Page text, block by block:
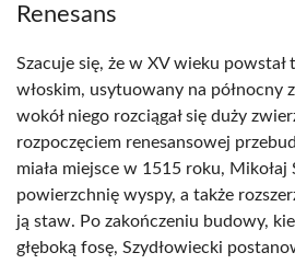
Renesans
Szacuje się, że w XV wieku
włoskim, usytuowany na północny
wokół niego rozciągał się duży
rozpoczęciem renesansowej
miała miejsce w 1515 roku, Mikołaj
powierzchnię wyspy, a także
ją staw. Po zakończeniu budowy,
głęboką fosę, Szydłowiecki